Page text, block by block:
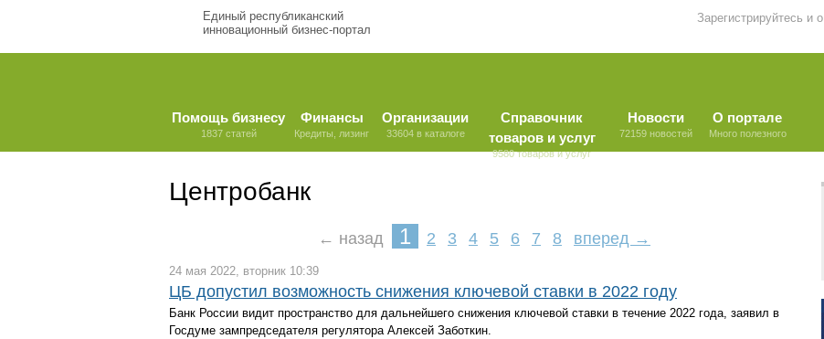
Единый республиканский
инновационный бизнес-портал
Зарегистрируйтесь и
Помощь бизнесу
1837 статей
Финансы
Кредиты, лизинг
Организации
33604 в каталоге
Справочник
товаров и услуг
9580 товаров и услуг
Новости
72159 новостей
О портале
Много полезного
Центробанк
← назад 1 2 3 4 5 6 7 8 вперед →
24 мая 2022, вторник 10:39
ЦБ допустил возможность снижения ключевой ставки в 2022 году
Банк России видит пространство для дальнейшего снижения ключевой ставки в течение 2022 года, заявил в
Госдуме зампредседателя регулятора Алексей Заботкин.